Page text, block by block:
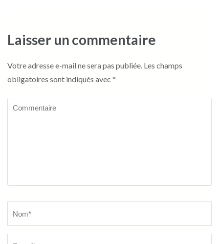
Laisser un commentaire
Votre adresse e-mail ne sera pas publiée. Les champs
obligatoires sont indiqués avec *
Commentaire